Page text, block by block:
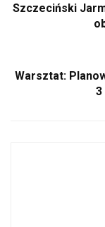
Szczeciński
Warsztat:
3